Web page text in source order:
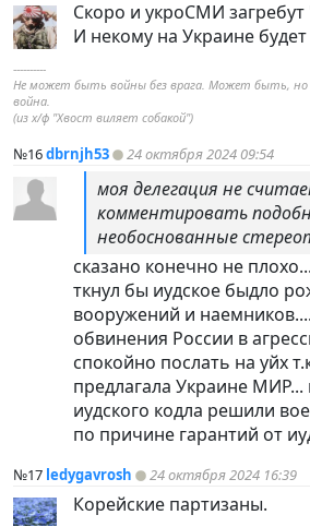
Скоро и укроСМИ
И некому на Украине
----------
Не может быть войны без врага. Может быть, но
война.
(из х/ф "Хвост виляет собакой")
№16dbrnjh53 24 октября 2024 09:54
моя делегация не
комментировать
необоснованные
сказано конечно не
ткнул бы иудское быдло
вооружений и
обвинения России в
спокойно послать на уйх
предлагала Украине
иудского кодла решили
по причине гарантий от
№17 ledygavrosh 24 октября 2024 16:39
Корейские партизаны.